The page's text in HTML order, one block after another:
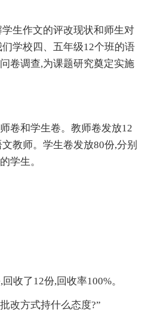
生作文的评改现状和师生对
学校四、五年级12个班的语
卷调查,为课题研究奠定实施
卷和学生卷。教师卷发放12
教师。学生卷发放80份,分别
学生。
收了12份,回收率100%。
改方式持什么态度?”